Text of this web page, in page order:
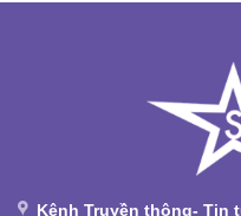
Kênh Truyền thông- Tin